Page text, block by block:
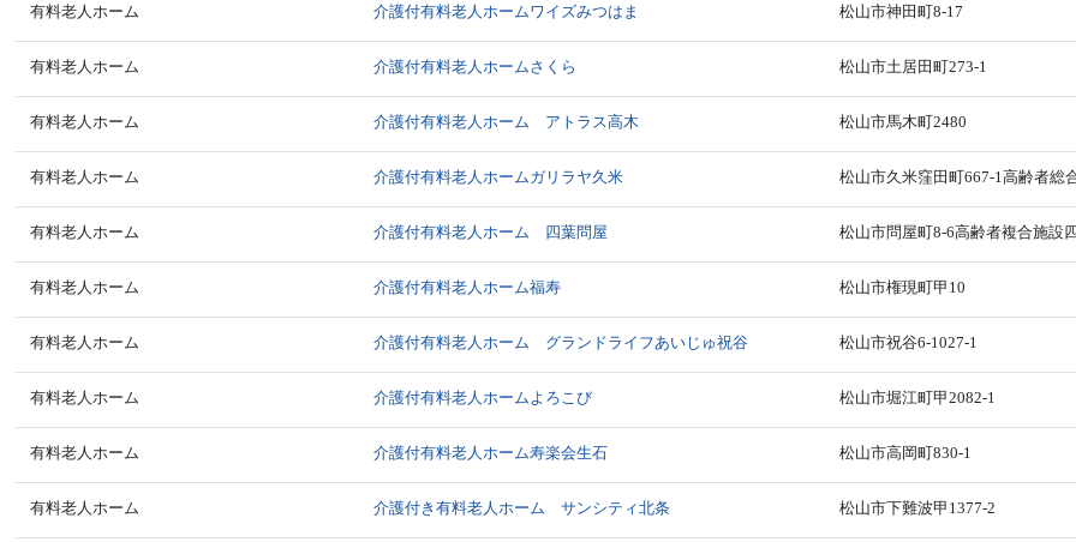
有料老人ホーム 介護付有料老人ホームワイズみつはま 松山市神田町8-17
有料老人ホーム 介護付有料老人ホームさくら 松山市土居田町273-1
有料老人ホーム 介護付有料老人ホーム アトラス高木 松山市馬木町2480
有料老人ホーム 介護付有料老人ホームガリラヤ久米 松山市久米窪田町667-1高齢者総
有料老人ホーム 介護付有料老人ホーム 四葉問屋 松山市問屋町8-6高齢者複合施設
有料老人ホーム 介護付有料老人ホーム福寿 松山市権現町甲10
有料老人ホーム 介護付有料老人ホーム グランドライフあいじゅ祝谷 松山市祝谷6-1027-1
有料老人ホーム 介護付有料老人ホームよろこび 松山市堀江町甲2082-1
有料老人ホーム 介護付有料老人ホーム寿楽会生石 松山市高岡町830-1
有料老人ホーム 介護付き有料老人ホーム サンシティ北条 松山市下難波甲1377-2